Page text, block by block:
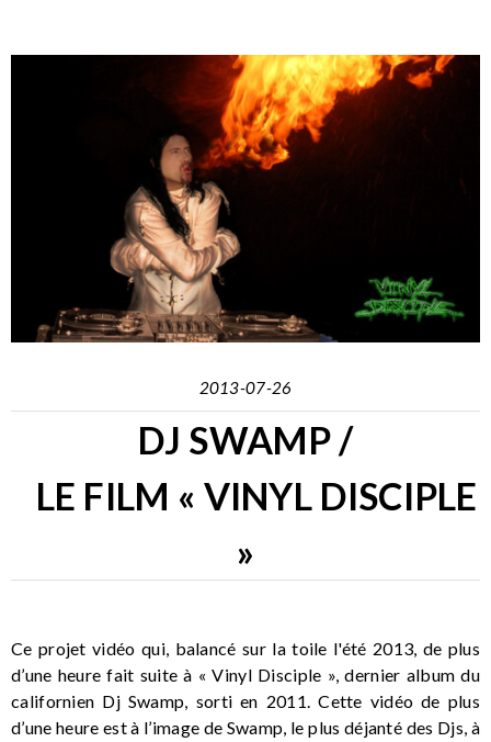
2013-07-26
DJ SWAMP /
LE FILM « VINYL DISCIPLE
»
Ce projet vidéo qui, balancé sur la toile l'été 2013, de plus
d’une heure fait suite à « Vinyl Disciple », dernier album du
californien Dj Swamp, sorti en 2011. Cette vidéo de plus
d’une heure est à l’image de Swamp, le plus déjanté des Djs, à